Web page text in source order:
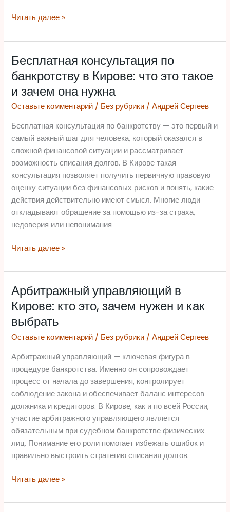
Читать далее »
Бесплатная консультация по
банкротству в Кирове: что это такое
и зачем она нужна
Оставьте комментарий / Без рубрики /Андрей Сергеев
Бесплатная консультация по банкротству — это первый и
самый важный шаг для человека, который оказался в
сложной финансовой ситуации и рассматривает
возможность списания долгов. В Кирове такая
консультация позволяет получить первичную правовую
оценку ситуации без финансовых рисков и понять, какие
действия действительно имеют смысл. Многие люди
откладывают обращение за помощью из-за страха,
недоверия или непонимания
Бесплатная
консультация
по
банкротству
в
зачем
она
нужна
Читать далее »
Арбитражный управляющий в
Кирове: кто это, зачем нужен и как
выбрать
Оставьте комментарий / Без рубрики /Андрей Сергеев
Арбитражный управляющий — ключевая фигура в
процедуре банкротства. Именно он сопровождает
процесс от начала до завершения, контролирует
соблюдение закона и обеспечивает баланс интересов
должника и кредиторов. В Кирове, как и по всей России,
участие арбитражного управляющего является
обязательным при судебном банкротстве физических
лиц. Понимание его роли помогает избежать ошибок и
правильно выстроить стратегию списания долгов.
Арбитражный
управляющий
в
Кирове:
кто
зачем
нужен
выбрать
Читать далее »